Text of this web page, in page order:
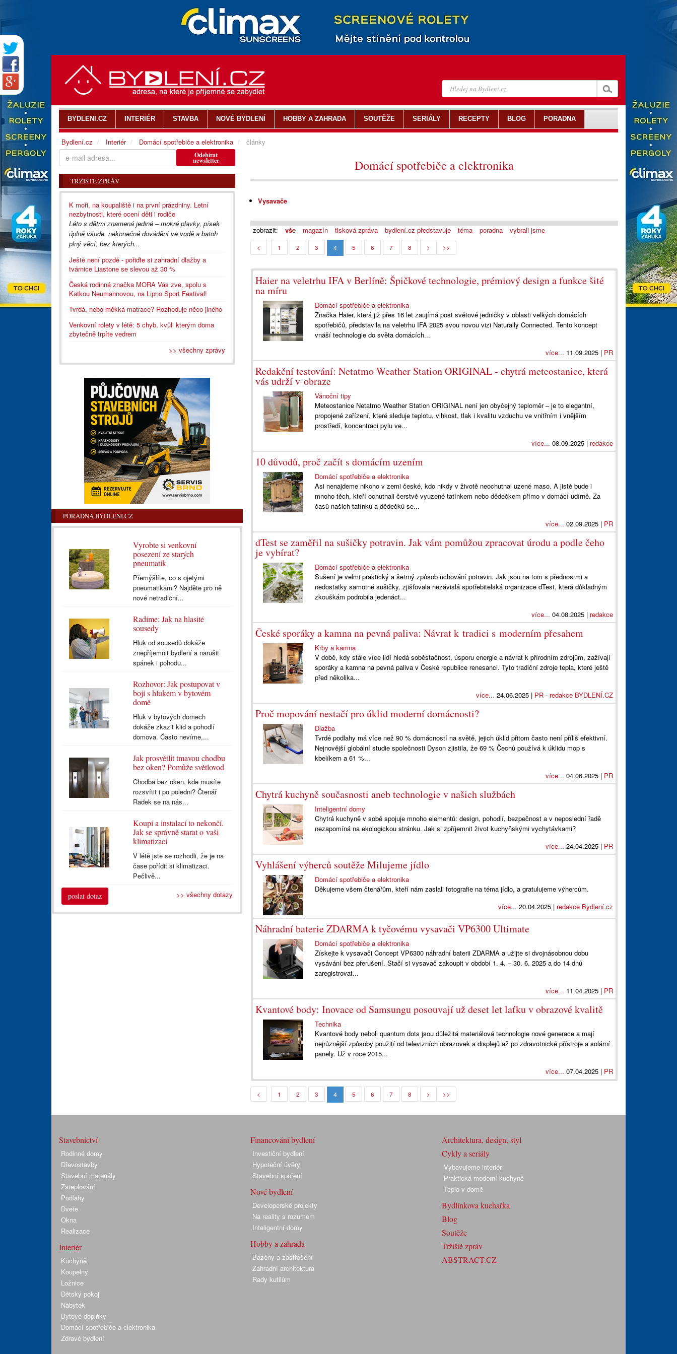
Domácí spotřebiče a elektronika
Vysavače
zobrazit: vše magazín tisková zpráva bydlení.cz představuje téma poradna vybrali jsme
< 1 2 3 4 5 6 7 8 > >>
Haier na veletrhu IFA v Berlíně: Špičkové technologie, prémiový design a funkce šité
na míru
Domácí spotřebiče a elektronika
Značka Haier, která již přes 16 let zaujímá post světové jedničky v oblasti velkých domácích
spotřebičů, představila na veletrhu IFA 2025 svou novou vizi Naturally Connected. Tento koncept
vnáší technologie do světa domácích...
více... 11.09.2025 | PR
Redakční testování: Netatmo Weather Station ORIGINAL - chytrá meteostanice, která
vás udrží v obraze
Vánoční tipy
Meteostanice Netatmo Weather Station ORIGINAL není jen obyčejný teploměr – je to elegantní,
propojené zařízení, které sleduje teplotu, vlhkost, tlak i kvalitu vzduchu ve vnitřním i vnějším
prostředí, koncentraci pylu ve...
více... 08.09.2025 | redakce
10 důvodů, proč začít s domácím uzením
Domácí spotřebiče a elektronika
Asi nenajdeme nikoho v zemi české, kdo nikdy v životě neochutnal uzené maso. A jistě bude i
mnoho těch, kteří ochutnali čerstvě vyuzené tatínkem nebo dědečkem přímo v domácí udírně. Za
časů našich tatínků a dědečků se...
více... 02.09.2025 | PR
dTest se zaměřil na sušičky potravin. Jak vám pomůžou zpracovat úrodu a podle čeho
je vybírat?
Domácí spotřebiče a elektronika
Sušení je velmi praktický a šetrný způsob uchování potravin. Jak jsou na tom s přednostmi a
nedostatky samotné sušičky, zjišťovala nezávislá spotřebitelská organizace dTest, která důkladným
zkouškám podrobila jedenáct...
více... 04.08.2025 | redakce
České sporáky a kamna na pevná paliva: Návrat k tradici s moderním přesahem
Krby a kamna
V době, kdy stále více lidí hledá soběstačnost, úsporu energie a návrat k přírodním zdrojům, zažívají
sporáky a kamna na pevná paliva v České republice renesanci. Tyto tradiční zdroje tepla, které ještě
před několika...
více... 24.06.2025 | PR - redakce BYDLENÍ.CZ
Proč mopování nestačí pro úklid moderní domácnosti?
Dlažba
Tvrdé podlahy má více než 90 % domácností na světě, jejich úklid přitom často není příliš efektivní.
Nejnovější globální studie společnosti Dyson zjistila, že 69 % Čechů používá k úklidu mop s
kbelíkem a 61 %...
více... 04.06.2025 | PR
Chytrá kuchyně současnosti aneb technologie v našich službách
Inteligentní domy
Chytrá kuchyně v sobě spojuje mnoho elementů: design, pohodlí, bezpečnost a v neposlední řadě
nezapomíná na ekologickou stránku. Jak si zpříjemnit život kuchyňskými vychytávkami?
více... 24.04.2025 | PR
Vyhlášení výherců soutěže Milujeme jídlo
Domácí spotřebiče a elektronika
Děkujeme všem čtenářům, kteří nám zaslali fotografie na téma jídlo, a gratulujeme výhercům.
více... 20.04.2025 | redakce Bydlení.cz
Náhradní baterie ZDARMA k tyčovému vysavači VP6300 Ultimate
Domácí spotřebiče a elektronika
Získejte k vysavači Concept VP6300 náhradní baterii ZDARMA a užijte si dvojnásobnou dobu
vysávání bez přerušení. Stačí si vysavač zakoupit v období 1. 4. – 30. 6. 2025 a do 14 dnů
zaregistrovat...
více... 11.04.2025 | PR
Kvantové body: Inovace od Samsungu posouvají už deset let laťku v obrazové kvalitě
Technika
Kvantové body neboli quantum dots jsou důležitá materiálová technologie nové generace a mají
nejrůznější způsoby použití od televizních obrazovek a displejů až po zdravotnické přístroje a solární
panely. Už v roce 2015...
více... 07.04.2025 | PR
< 1 2 3 4 5 6 7 8 > >>
Odebírat
newsletter
TRŽIŠTĚ ZPRÁV
K moři, na koupaliště i na první prázdniny. Letní
nezbytnosti, které ocení děti i rodiče
Léto s dětmi znamená jediné – mokré plavky, písek
úplně všude, nekonečné dovádění ve vodě a batoh
plný věcí, bez kterých...
Ještě není pozdě - pořiďte si zahradní dlažby a
tvárnice Liastone se slevou až 30 %
Česká rodinná značka MORA Vás zve, spolu s
Katkou Neumannovou, na Lipno Sport Festival!
Tvrdá, nebo měkká matrace? Rozhoduje něco jiného
Venkovní rolety v létě: 5 chyb, kvůli kterým doma
zbytečně trpíte vedrem
>> všechny zprávy
PORADNA BYDLENÍ.CZ
Vyrobte si venkovní
posezení ze starých
pneumatik
Přemýšlíte, co s ojetými
pneumatikami? Najděte pro ně
nové netradiční...
Radíme: Jak na hlasité
sousedy
Hluk od sousedů dokáže
znepříjemnit bydlení a narušit
spánek i pohodu...
Rozhovor: Jak postupovat v
boji s hlukem v bytovém
domě
Hluk v bytových domech
dokáže zkazit klid a pohodlí
domova. Často nevíme,...
Jak prosvětlit tmavou chodbu
bez oken? Pomůže světlovod
Chodba bez oken, kde musíte
rozsvítit i po poledni? Čtenář
Radek se na nás...
Koupí a instalací to nekončí.
Jak se správně starat o vaši
klimatizaci
V létě jste se rozhodli, že je na
čase pořídit si klimatizaci.
Pečlivě...
poslat dotaz >> všechny dotazy
BYDLENI.CZ INTERIÉR STAVBA NOVÉ BYDLENÍ HOBBY A ZAHRADA SOUTĚŽE SERIÁLY RECEPTY BLOG PORADNA
Bydlení.cz Interiér Domácí spotřebiče a elektronika články
Stavebnictví
Rodinné domy
Dřevostavby
Stavební materiály
Zateplování
Podlahy
Dveře
Okna
Realizace
Interiér
Kuchyně
Koupelny
Ložnice
Dětský pokoj
Nábytek
Bytové doplňky
Domácí spotřebiče a elektronika
Zdravé bydlení
Financování bydlení
Investiční bydlení
Hypoteční úvěry
Stavební spoření
Nové bydlení
Developerské projekty
Na reality s rozumem
Inteligentní domy
Hobby a zahrada
Bazény a zastřešení
Zahradní architektura
Rady kutilům
Architektura, design, styl
Cykly a seriály
Vybavujeme interiér
Praktická moderní kuchyně
Teplo v domě
Bydlínkova kuchařka
Blog
Soutěže
Tržiště zpráv
ABSTRACT.CZ